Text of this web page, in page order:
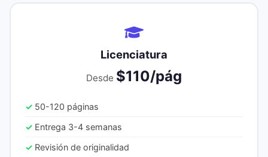
Licenciatura
Desde $110/pág
50-120 páginas
Entrega 3-4 semanas
Revisión de originalidad